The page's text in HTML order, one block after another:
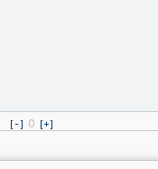
[-] 0 [+]